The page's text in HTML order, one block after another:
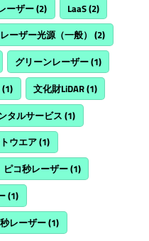
ーザー(2) LaaS(2)
レーザー光源（一般） (2)
グリーンレーザー(1)
(1) 文化財LiDAR(1)
タルサービス (1)
ウエア(1)
ピコ秒レーザー(1)
(1)
レーザー(1)